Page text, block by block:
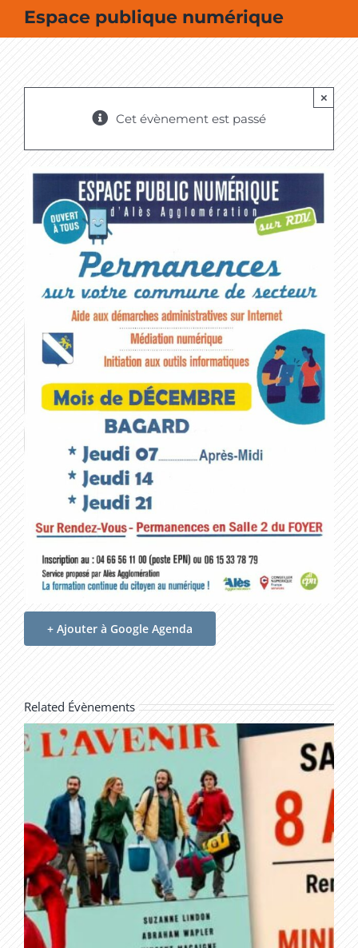
Espace publique numérique
Cet évènement est passé
×
+ Ajouter à Google Agenda
Related Évènements